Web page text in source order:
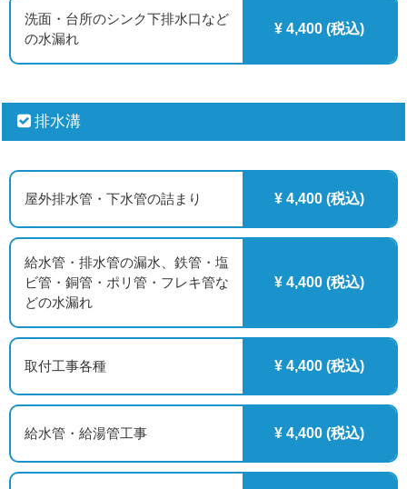
洗面・台所のシンク下排水口など
の水漏れ
¥ 4,400 (税込)
排水溝
屋外排水管・下水管の詰まり ¥ 4,400 (税込)
給水管・排水管の漏水、鉄管・塩
ビ管・銅管・ポリ管・フレキ管な
どの水漏れ
¥ 4,400 (税込)
取付工事各種 ¥ 4,400 (税込)
給水管・給湯管工事 ¥ 4,400 (税込)